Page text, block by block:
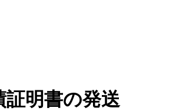
証明書の発送